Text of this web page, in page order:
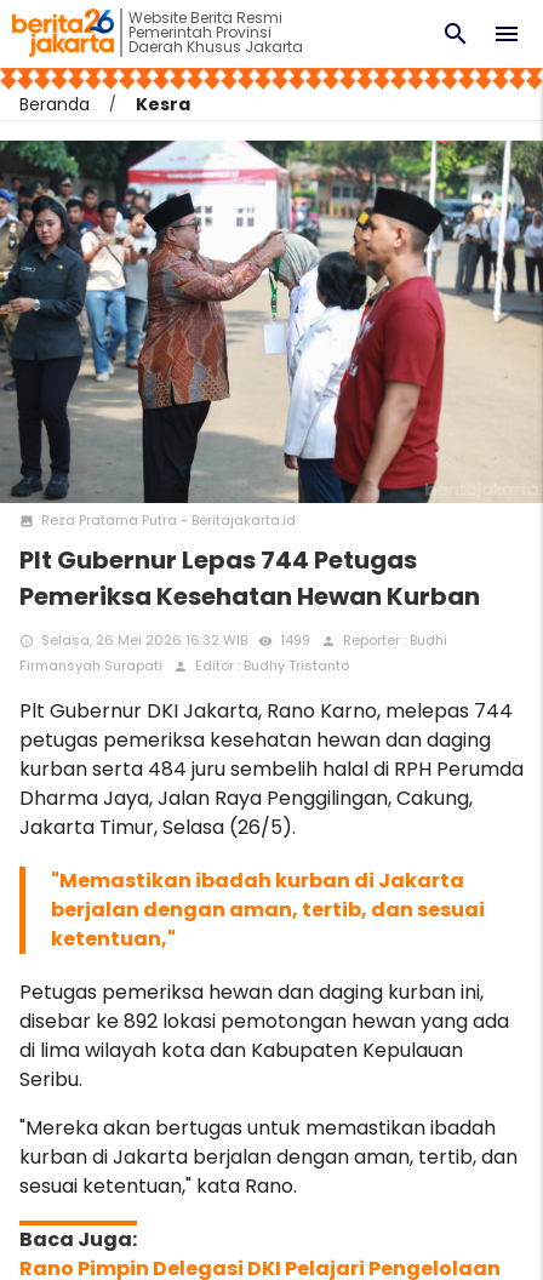
Website Berita Resmi
Pemerintah Provinsi
Daerah Khusus Jakarta menu
search
Beranda Kesra
photo Reza Pratama Putra - Beritajakarta.id
Plt Gubernur Lepas 744 Petugas
Pemeriksa Kesehatan Hewan Kurban
access_time Selasa, 26 Mei 2026 16:32 WIB remove_red_eye 1499 person
Reporter : Budhi
Firmansyah Surapati
person Editor : Budhy Tristanto
Plt Gubernur DKI Jakarta, Rano Karno, melepas 744
petugas pemeriksa kesehatan hewan dan daging
kurban serta 484 juru sembelih halal di RPH Perumda
Dharma Jaya, Jalan Raya Penggilingan, Cakung,
Jakarta Timur, Selasa (26/5).
"Memastikan ibadah kurban di Jakarta
berjalan dengan aman, tertib, dan sesuai
ketentuan,"
Petugas pemeriksa hewan dan daging kurban ini,
disebar ke 892 lokasi pemotongan hewan yang ada
di lima wilayah kota dan Kabupaten Kepulauan
Seribu.
"Mereka akan bertugas untuk memastikan ibadah
kurban di Jakarta berjalan dengan aman, tertib, dan
sesuai ketentuan," kata Rano.
Rano Pimpin Delegasi DKI Pelajari Pengelolaan